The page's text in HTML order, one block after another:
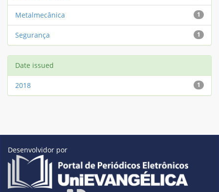
1
Metalmecânica
1
Segurança
Date issued
1
2018
Desenvolvidor por